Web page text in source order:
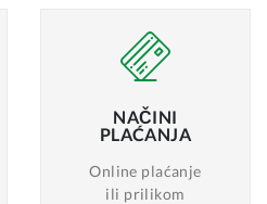
NAČINI
PLAĆANJA
Online plaćanje
ili prilikom